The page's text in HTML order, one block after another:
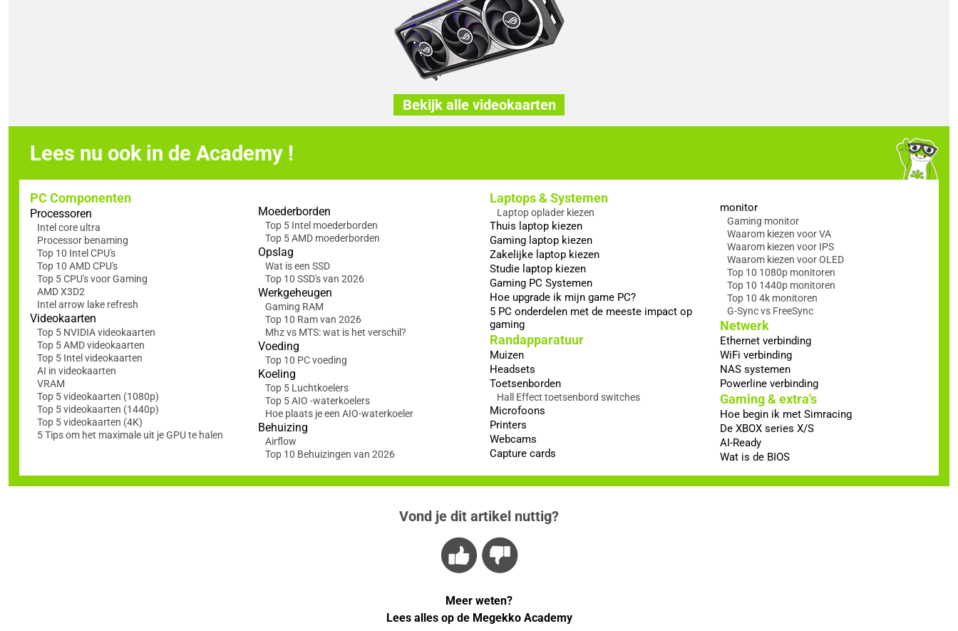
Bekijk alle videokaarten
Lees nu ook in de Academy !
PC Componenten
Processoren
Intel core ultra
Processor benaming
Top 10 Intel CPU's
Top 10 AMD CPU's
Top 5 CPU's voor Gaming
AMD X3D2
Intel arrow lake refresh
Videokaarten
Top 5 NVIDIA videokaarten
Top 5 AMD videokaarten
Top 5 Intel videokaarten
AI in videokaarten
VRAM
Top 5 videokaarten (1080p)
Top 5 videokaarten (1440p)
Top 5 videokaarten (4K)
5 Tips om het maximale uit je GPU te halen
Moederborden
Top 5 Intel moederborden
Top 5 AMD moederborden
Opslag
Wat is een SSD
Top 10 SSD's van 2026
Werkgeheugen
Gaming RAM
Top 10 Ram van 2026
Mhz vs MTS: wat is het verschil?
Voeding
Top 10 PC voeding
Koeling
Top 5 Luchtkoelers
Top 5 AIO -waterkoelers
Hoe plaats je een AIO-waterkoeler
Behuizing
Airflow
Top 10 Behuizingen van 2026
Laptops & Systemen
Laptop oplader kiezen
Thuis laptop kiezen
Gaming laptop kiezen
Zakelijke laptop kiezen
Studie laptop kiezen
Gaming PC Systemen
Hoe upgrade ik mijn game PC?
5 PC onderdelen met de meeste impact op
gaming
Randapparatuur
Muizen
Headsets
Toetsenborden
Hall Effect toetsenbord switches
Microfoons
Printers
Webcams
Capture cards
monitor
Gaming monitor
Waarom kiezen voor VA
Waarom kiezen voor IPS
Waarom kiezen voor OLED
Top 10 1080p monitoren
Top 10 1440p monitoren
Top 10 4k monitoren
G-Sync vs FreeSync
Netwerk
Ethernet verbinding
WiFi verbinding
NAS systemen
Powerline verbinding
Gaming & extra's
Hoe begin ik met Simracing
De XBOX series X/S
AI-Ready
Wat is de BIOS
Vond je dit artikel nuttig?
Meer weten?
Lees alles op de Megekko Academy